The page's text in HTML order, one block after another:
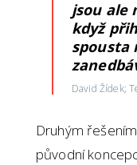
jsou ale
když
spousta
David Žídek;
Druhým
původní